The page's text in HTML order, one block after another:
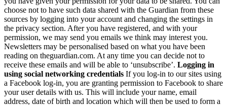
choose not to have such data shared with the Guardian from these
sources by logging into your account and changing the settings in
the privacy section. After you have registered, and with your
permission, we may send you emails we think may interest you.
Newsletters may be personalised based on what you have been
reading on theguardian.com. At any time you can decide not to
receive these emails and will be able to ‘unsubscribe’. Logging in
using social networking credentials If you log-in to our sites using
a Facebook log-in, you are granting permission to Facebook to share
your user details with us. This will include your name, email
address, date of birth and location which will then be used to form a